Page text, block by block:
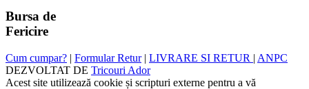
Bursa de
Fericire
Cum cumpar? | Formular Retur| LIVRARE SI RETUR | ANPC
DEZVOLTAT DE Tricouri Ador
Acest site utilizează cookie și scripturi externe pentru a vă